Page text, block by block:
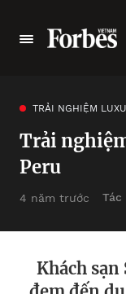
TRẢI NGHIỆM
Trải
Peru
4 năm trước Tác
Khách